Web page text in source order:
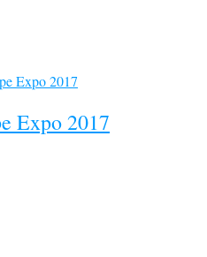
Expo 2017